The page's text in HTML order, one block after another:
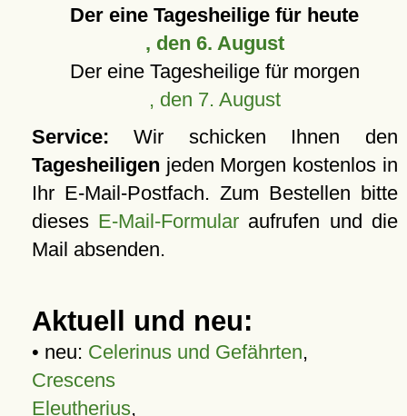
Der eine Tagesheilige für heute
, den 6. August
Der eine Tagesheilige für morgen
, den 7. August
Service: Wir schicken Ihnen den
Tagesheiligen jeden Morgen kostenlos in
Ihr E-Mail-Postfach. Zum Bestellen bitte
dieses E-Mail-Formular aufrufen und die
Mail absenden.
Aktuell und neu:
• neu: Celerinus und Gefährten,
Crescens
Eleutherius,